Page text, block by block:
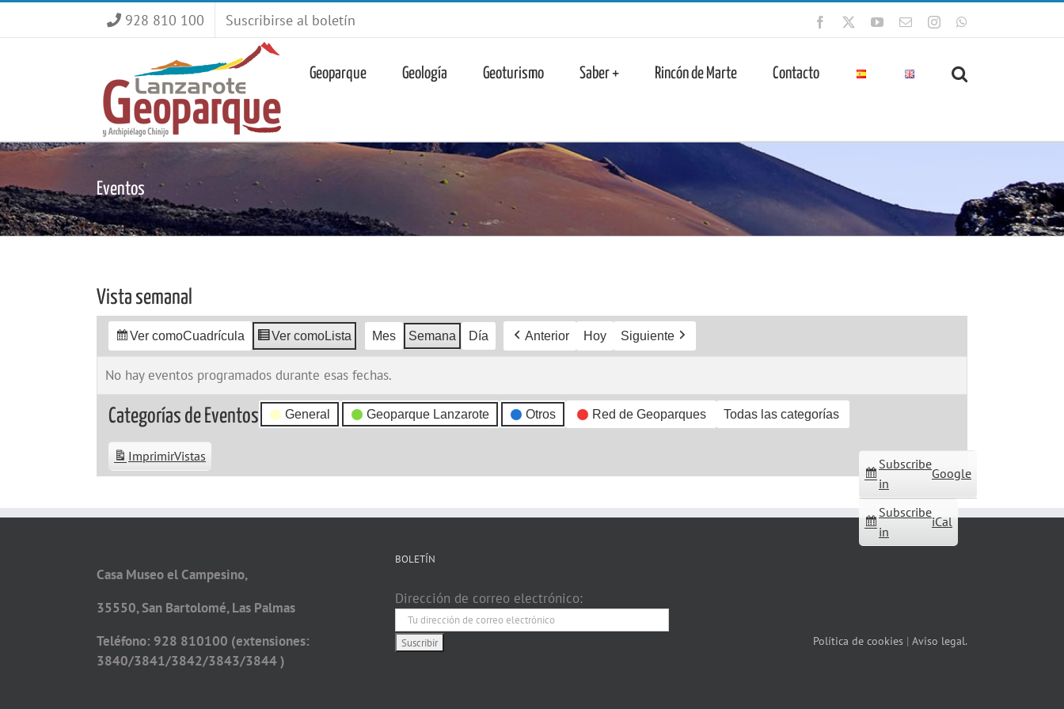
928 810 100 Suscribirse al boletín Facebook YouTube
CorreoInstagram
Geoparque Geología Geoturismo Saber + Rincón de Marte Contacto
Eventos
Vista semanal
Ver comoCuadrícula Ver comoLista Mes Semana Día Anterior Hoy Siguiente
No hay eventos programados durante esas fechas.
Categorías de Eventos General Geoparque Lanzarote Otros Red de Geoparques Todas las categorías
Subscribe
in
Google
Subscribe
in
iCal
ImprimirVistas
Casa Museo el Campesino,
35550, San Bartolomé, Las Palmas
Teléfono: 928 810100 (extensiones:
3840/3841/3842/3843/3844 )
BOLETÍN
Dirección de correo electrónico:
Política de cookies | Aviso legal.